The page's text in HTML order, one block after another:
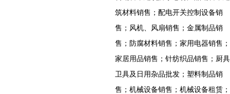
筑材料销售；配电开关控制设备销
售；风机、风扇销售；金属制品销
售；防腐材料销售；家用电器销售；
家居用品销售；针纺织品销售；厨具
卫具及日用杂品批发；塑料制品销
售；机械设备销售；机械设备租赁；